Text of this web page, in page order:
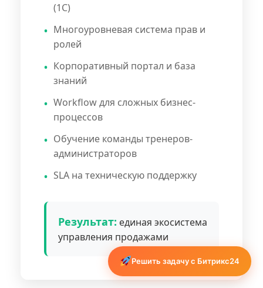
(1С)
Многоуровневая система прав и
ролей
Корпоративный портал и база
знаний
Workflow для сложных бизнес-
процессов
Обучение команды тренеров-
администраторов
SLA на техническую поддержку
Результат: единая экосистема
управления продажами
Решить задачу с Битрикс24